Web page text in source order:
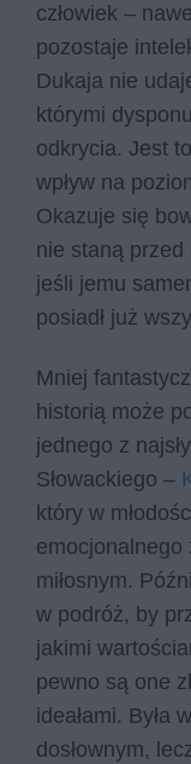
człowiek –
pozostaje
Dukaja nie
którymi
odkrycia. Jest
wpływ na
Okazuje się
nie staną przed
jeśli jemu
posiadł już
Mniej
historią może
jednego z
Słowackiego –
który w
emocjonalnego
miłosnym.
w podróż, by
jakimi
pewno są one
ideałami. Była
dosłownym,